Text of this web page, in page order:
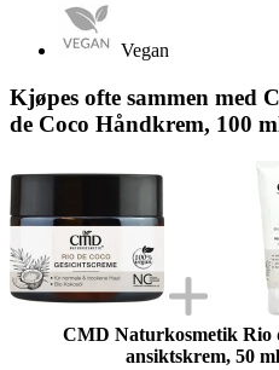
Vegan
Kjøpes ofte sammen med
de Coco Håndkrem, 100
CMD Naturkosmetik Rio
ansiktskrem, 50 ml